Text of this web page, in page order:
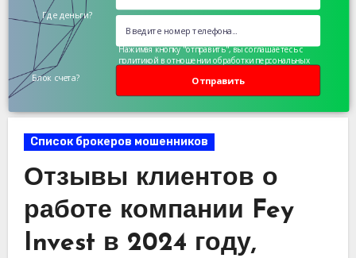
Где деньги?
Блок счета? Отправить
Нажимая кнопку "отправить", вы соглашаетесь с
политикой в отношении обработки персональных
Список брокеров мошенников
Отзывы клиентов о
работе компании Fey
Invest в 2024 году,